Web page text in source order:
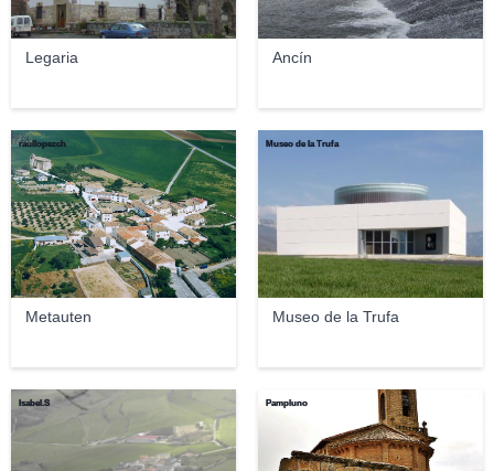
Legaria Ancín
Metauten
raullopezch
Museo de la Trufa
Museo de la Trufa
Isabel.S Pampluno